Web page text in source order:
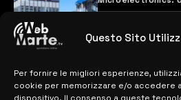
Questo Sito
Per fornire le migliori esperienze,
cookie per memorizzare e/o accedere
previste
MAPPA DEL SITO